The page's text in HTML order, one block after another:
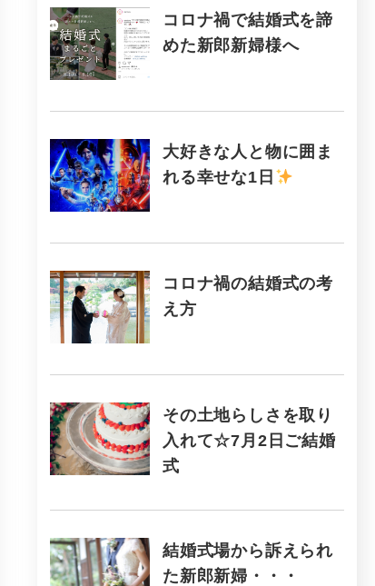
コロナ禍で結婚式を諦
めた新郎新婦様へ
大好きな人と物に囲ま
れる幸せな1日
コロナ禍の結婚式の考
え方
その土地らしさを取り
入れて☆7月2日ご結婚
式
結婚式場から訴えられ
た新郎新婦・・・